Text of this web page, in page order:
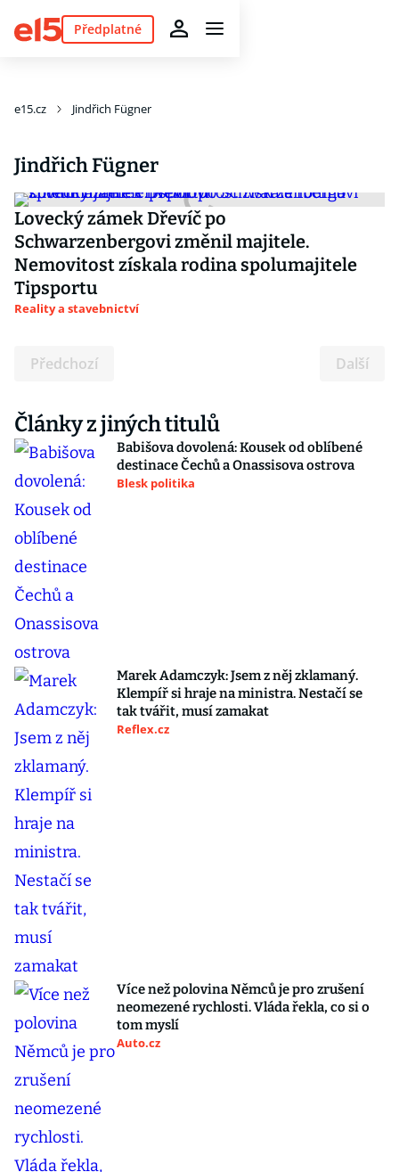
Předplatné
e15.cz Jindřich Fügner
Jindřich Fügner
Lovecký zámek Dřevíč po
Schwarzenbergovi změnil majitele.
Nemovitost získala rodina spolumajitele
Tipsportu
Reality a stavebnictví
Předchozí Další
Články z jiných titulů
Babišova dovolená: Kousek od oblíbené
destinace Čechů a Onassisova ostrova
Blesk politika
Marek Adamczyk: Jsem z něj zklamaný.
Klempíř si hraje na ministra. Nestačí se
tak tvářit, musí zamakat
Reflex.cz
Více než polovina Němců je pro zrušení
neomezené rychlosti. Vláda řekla, co si o
tom myslí
Auto.cz